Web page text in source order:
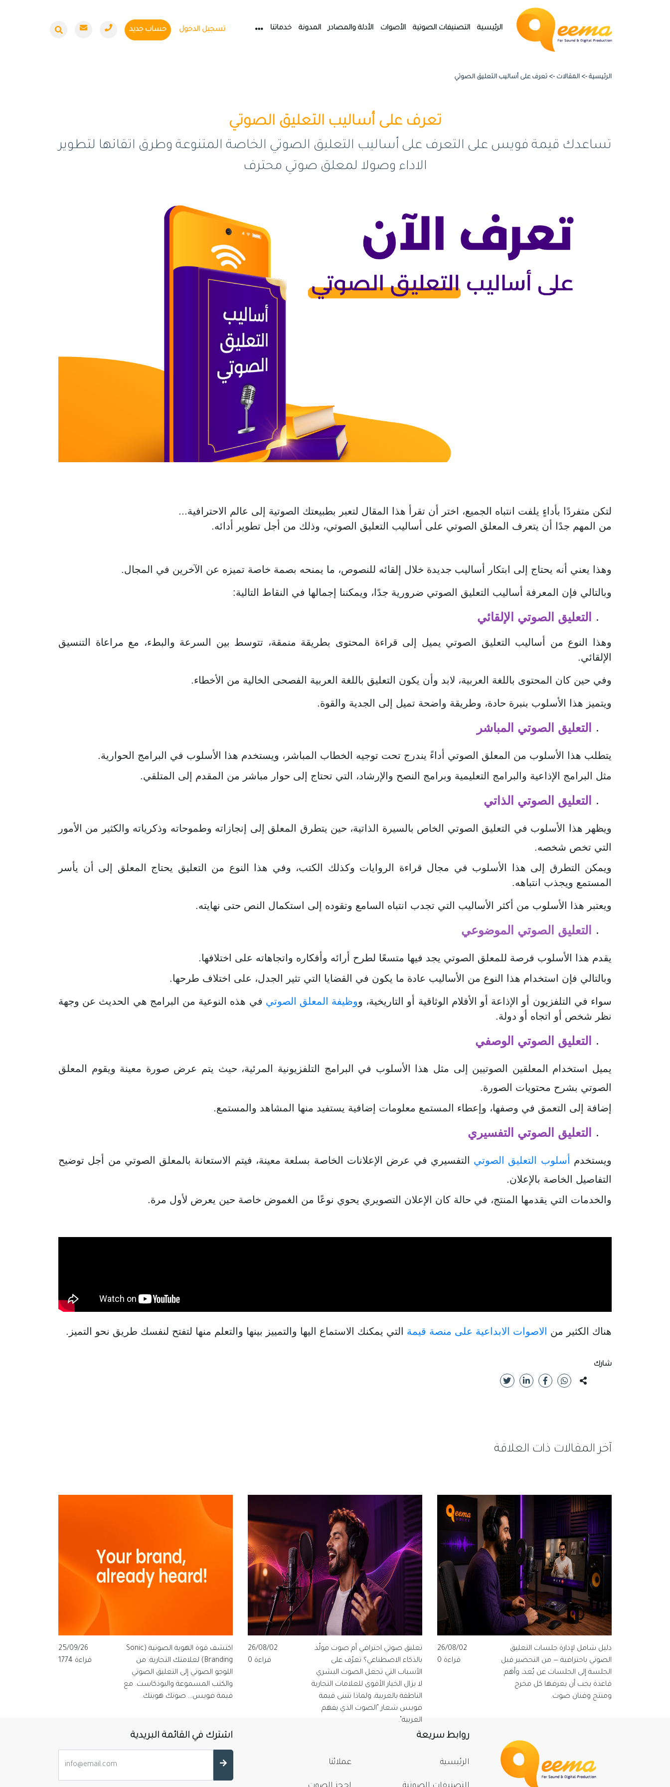
الرئيسية التصنيفات الصوتية الأصوات الأدلة والمصادر المدونة خدماتنا تسجيل الدخول حساب جديد
الرئيسية -> المقالات -> تعرف على أساليب التعليق الصوتي
تعرف على أساليب التعليق الصوتي
تساعدك قيمة فويس على التعرف على أساليب التعليق الصوتي الخاصة المتنوعة وطرق اتقانها لتطوير
الاداء وصولا لمعلق صوتي محترف
لتكن متفردًا بأداءٍ يلفت انتباه الجميع، اختر أن تقرأ هذا المقال لتعبر بطبيعتك الصوتية إلى عالم الاحترافية...
من المهم جدًا أن يتعرف المعلق الصوتي على أساليب التعليق الصوتي، وذلك من أجل تطوير أدائه.
وهذا يعني أنه يحتاج إلى ابتكار أساليب جديدة خلال إلقائه للنصوص، ما يمنحه بصمة خاصة تميزه عن الآخرين في المجال.
وبالتالي فإن المعرفة أساليب التعليق الصوتي ضرورية جدًا، ويمكننا إجمالها في النقاط التالية:
التعليق الصوتي الإلقائي
وهذا النوع من أساليب التعليق الصوتي يميل إلى قراءة المحتوى بطريقة منمقة، تتوسط بين السرعة والبطء، مع مراعاة التنسيق
الإلقائي.
وفي حين كان المحتوى باللغة العربية، لابد وأن يكون التعليق باللغة العربية الفصحى الخالية من الأخطاء.
ويتميز هذا الأسلوب بنبرة حادة، وطريقة واضحة تميل إلى الجدية والقوة.
التعليق الصوتي المباشر
يتطلب هذا الأسلوب من المعلق الصوتي أداءً يندرج تحت توجيه الخطاب المباشر، ويستخدم هذا الأسلوب في البرامج الحوارية.
مثل البرامج الإذاعية والبرامج التعليمية وبرامج النصح والإرشاد، التي تحتاج إلى حوار مباشر من المقدم إلى المتلقي.
التعليق الصوتي الذاتي
ويظهر هذا الأسلوب في التعليق الصوتي الخاص بالسيرة الذاتية، حين يتطرق المعلق إلى إنجازاته وطموحاته وذكرياته والكثير من الأمور
التي تخص شخصه.
ويمكن التطرق إلى هذا الأسلوب في مجال قراءة الروايات وكذلك الكتب، وفي هذا النوع من التعليق يحتاج المعلق إلى أن يأسر
المستمع ويجذب انتباهه.
ويعتبر هذا الأسلوب من أكثر الأساليب التي تجدب انتباه السامع وتقوده إلى استكمال النص حتى نهايته.
التعليق الصوتي الموضوعي
يقدم هذا الأسلوب فرصة للمعلق الصوتي يجد فيها متسعًا لطرح أرائه وأفكاره واتجاهاته على اختلافها.
وبالتالي فإن استخدام هذا النوع من الأساليب عادة ما يكون في القضايا التي تثير الجدل، على اختلاف طرحها.
سواء في التلفزيون أو الإذاعة أو الأفلام الوثاقية أو التاريخية، ووظيفة المعلق الصوتي في هذه النوعية من البرامج هي الحديث عن وجهة
نظر شخص أو اتجاه أو دولة.
التعليق الصوتي الوصفي
يميل استخدام المعلقين الصوتيين إلى مثل هذا الأسلوب في البرامج التلفزيونية المرئية، حيث يتم عرض صورة معينة ويقوم المعلق
الصوتي بشرح محتويات الصورة.
إضافة إلى التعمق في وصفها، وإعطاء المستمع معلومات إضافية يستفيد منها المشاهد والمستمع.
التعليق الصوتي التفسيري
ويستخدم أسلوب التعليق الصوتي التفسيري في عرض الإعلانات الخاصة بسلعة معينة، فيتم الاستعانة بالمعلق الصوتي من أجل توضيح
التفاصيل الخاصة بالإعلان.
والخدمات التي يقدمها المنتج، في حالة كان الإعلان التصويري يحوي نوعًا من الغموض خاصة حين يعرض لأول مرة.
هناك الكثير من الاصوات الابداعية على منصة قيمة التي يمكنك الاستماع اليها والتمييز بينها والتعلم منها لتفتح لنفسك طريق نحو التميز.
شارك
آخر المقالات ذات العلاقة
دليل شامل لإدارة جلسات التعليق
الصوتي باحترافية — من التحضير قبل
الجلسة إلى الجلسات عن بُعد، وأهم
قاعدة يجب أن يعرفها كل مخرج
ومنتج وفنان صوت.
26/08/02
قراءة 0
تعليق صوتي احترافي أم صوت مولّد
بالذكاء الاصطناعي؟ تعرّف على
الأسباب التي تجعل الصوت البشري
لا يزال الخيار الأقوى للعلامات التجارية
الناطقة بالعربية، ولماذا تتبنى قيمة
فويس شعار "الصوت الذي يفهم
العربية".
26/08/02
قراءة 0
اكتشف قوة الهوية الصوتية (Sonic
Branding) لعلامتك التجارية: من
اللوجو الصوتي إلى التعليق الصوتي
والكتب المسموعة والبودكاست. مع
قيمة فويس… صوتك هويتك.
25/09/26
قراءة 1774
روابط سريعة
الرئيسية عملائنا
اشترك في القائمة البريدية